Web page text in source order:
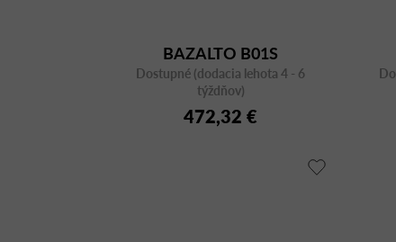
BAZALTO B01S
Dostupné (dodacia lehota 4 - 6
týždňov)
472,32 €